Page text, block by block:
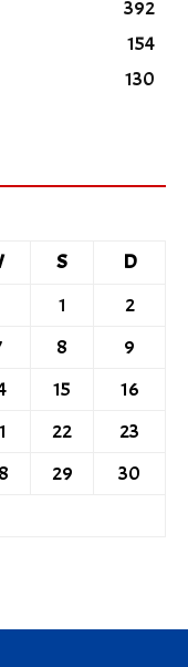
392
154
130
S
D
1
2
8
9
15
16
22
23
29
30